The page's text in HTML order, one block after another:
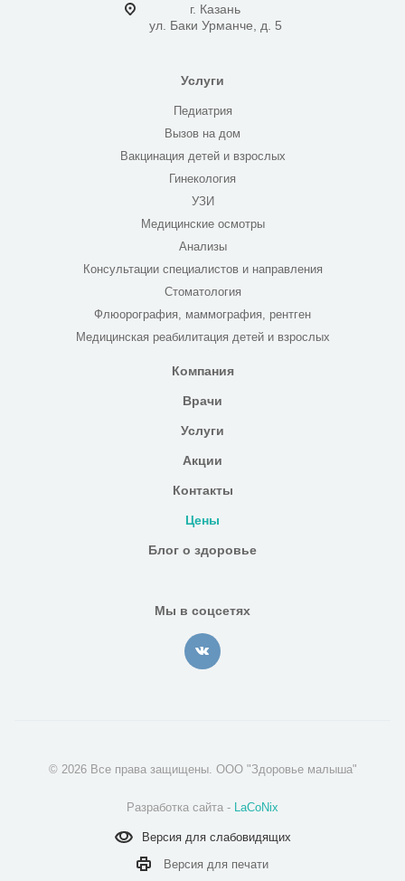
г. Казань
ул. Баки Урманче, д. 5
Услуги
Педиатрия
Вызов на дом
Вакцинация детей и взрослых
Гинекология
УЗИ
Медицинские осмотры
Анализы
Консультации специалистов и направления
Стоматология
Флюорография, маммография, рентген
Медицинская реабилитация детей и взрослых
Компания
Врачи
Услуги
Акции
Контакты
Цены
Блог о здоровье
Мы в соцсетях
© 2026 Все права защищены. ООО "Здоровье малыша"
Разработка сайта - LaCoNix
Версия дляслабовидящих
Версия для печати